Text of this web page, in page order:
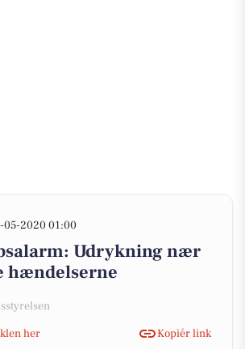
05-2020 01:00
Udrykning nær
hændelserne
her
Kopiér link